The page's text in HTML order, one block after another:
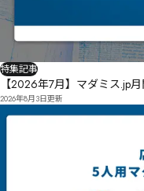
特集記事
【2026年7月】マダミス.jp
2026年8月3日更新